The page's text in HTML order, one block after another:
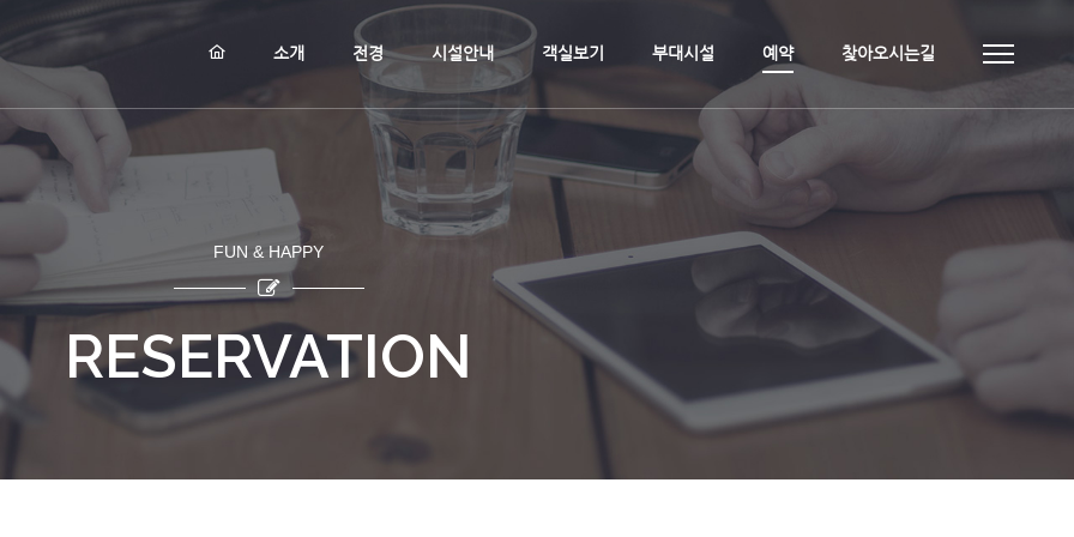
소개
전경 시설안내 객실보기 부대시설 예약 찾아오시는길
FUN & HAPPY
RESERVATION